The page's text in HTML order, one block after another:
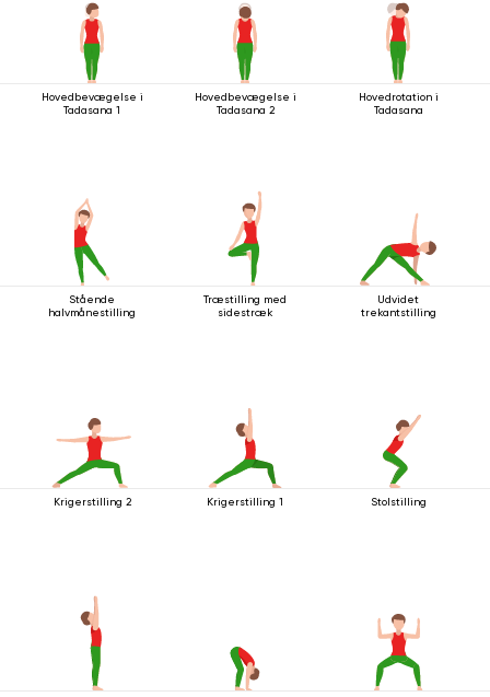
Hovedbevægelse i
Tadasana 1
Hovedbevægelse i
Tadasana 2
Hovedrotation i
Tadasana
Stående
halvmånestilling
Træstilling med
sidestræk
Udvidet
trekantstilling
Krigerstilling 2 Krigerstilling 1 Stolstilling